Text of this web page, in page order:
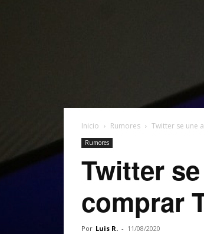
Inicio Rumores Twitter se une
Rumores
Twitter
comprar
Por Luis R. - 11/08/2020